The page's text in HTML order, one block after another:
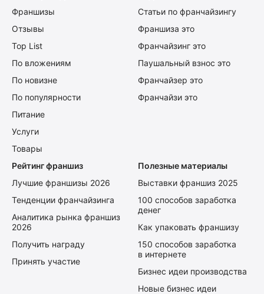
Франшизы
Отзывы
Top List
По вложениям
По новизне
По популярности
Питание
Услуги
Товары
Статьи по франчайзингу
Франшиза это
Франчайзинг это
Паушальный взнос это
Франчайзер это
Франчайзи это
Рейтинг франшиз
Лучшие франшизы 2026
Тенденции франчайзинга
Аналитика рынка франшиз
2026
Получить награду
Принять участие
Полезные материалы
Выставки франшиз 2025
100 способов заработка
денег
Как упаковать франшизу
150 способов заработка
в интернете
Бизнес идеи производства
Новые бизнес идеи